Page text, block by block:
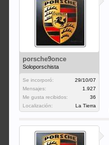
porsche9once
Soloporschista
Se incorporó:
29/10/07
Mensajes:
1.927
Me gusta recibidos:
36
Localización:
La Tierra